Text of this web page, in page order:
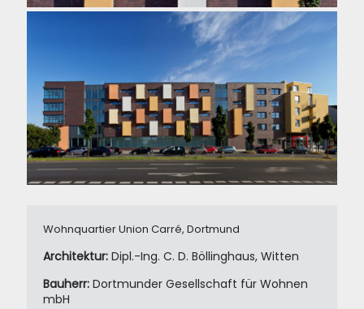
Wohnquartier Union Carré, Dortmund
Architektur: Dipl.-Ing. C. D. Böllinghaus, Witten
Bauherr: Dortmunder Gesellschaft für Wohnen
mbH